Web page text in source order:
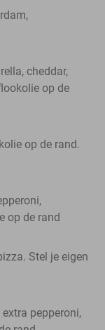
cheddar,
op de
op de rand.
op de rand
Stel je eigen
pepperoni,